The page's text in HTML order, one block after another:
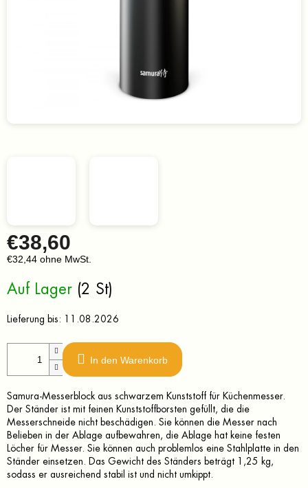
€38,60
€32,44 ohne MwSt.
Auf Lager (2 St)
Lieferung bis: 11.08.2026
In den Warenkorb
Samura-Messerblock aus schwarzem Kunststoff für Küchenmesser.
Der Ständer ist mit feinen Kunststoffborsten gefüllt, die die
Messerschneide nicht beschädigen. Sie können die Messer nach
Belieben in der Ablage aufbewahren, die Ablage hat keine festen
Löcher für Messer. Sie können auch problemlos eine Stahlplatte in den
Ständer einsetzen. Das Gewicht des Ständers beträgt 1,25 kg,
sodass er ausreichend stabil ist und nicht umkippt.